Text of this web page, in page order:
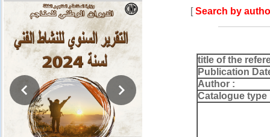
[Search by
title of the
Publication
Author :
Catalogue type